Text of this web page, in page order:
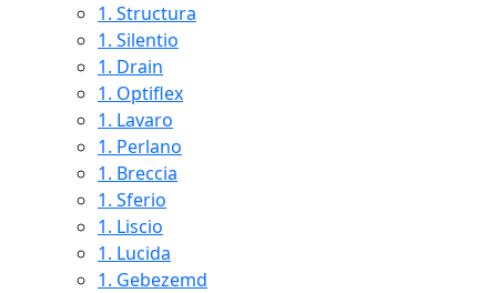
1. Structura
1. Silentio
1. Drain
1. Optiflex
1. Lavaro
1. Perlano
1. Breccia
1. Sferio
1. Liscio
1. Lucida
1. Gebezemd